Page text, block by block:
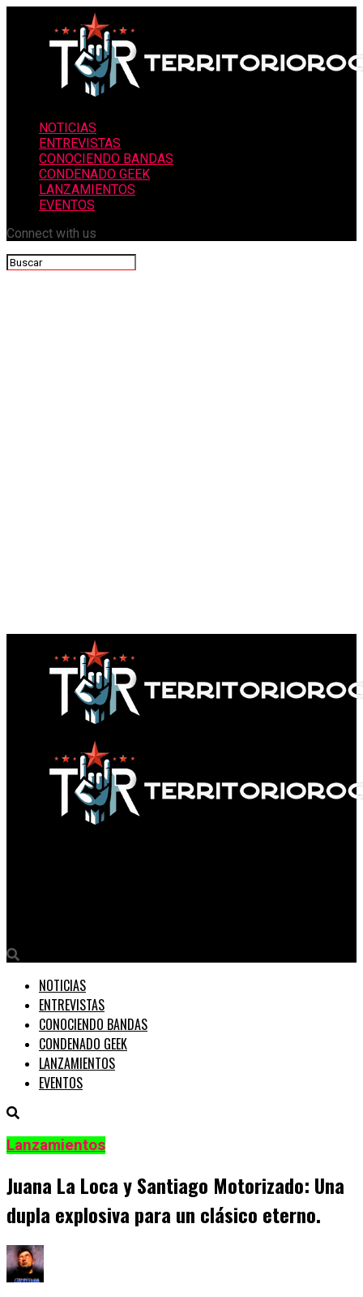
NOTICIAS
ENTREVISTAS
CONOCIENDO BANDAS
CONDENADO GEEK
LANZAMIENTOS
EVENTOS
Connect with us
NOTICIAS
ENTREVISTAS
CONOCIENDO BANDAS
CONDENADO GEEK
LANZAMIENTOS
EVENTOS
Lanzamientos
Juana La Loca y Santiago Motorizado: Una
dupla explosiva para un clásico eterno.